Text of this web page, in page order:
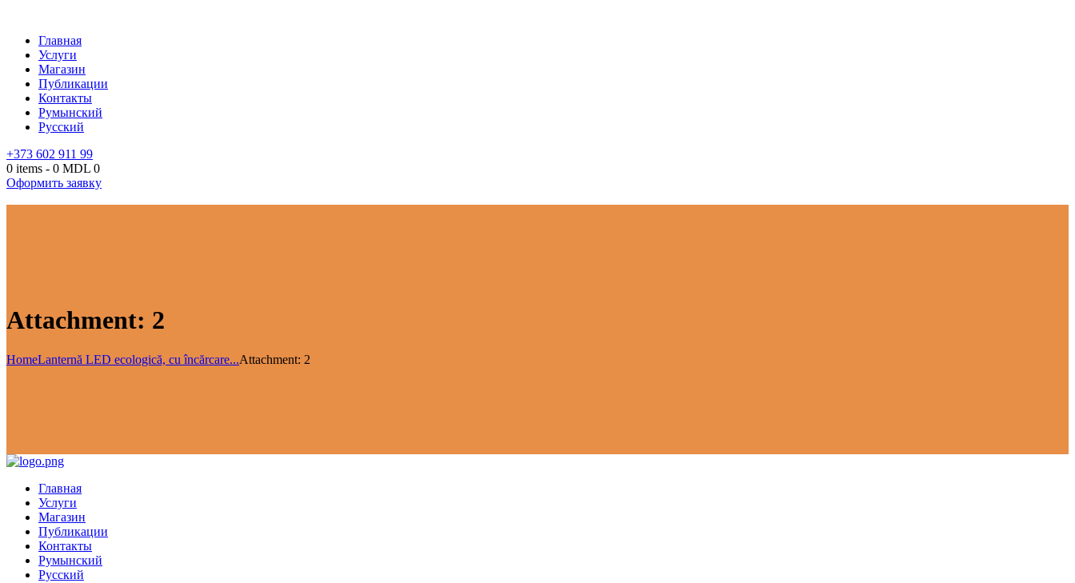
Главная
Услуги
Магазин
Публикации
Контакты
Румынский
Русский
+373 602 911 99
0 items - 0 MDL 0
Оформить заявку
Attachment: 2
HomeLanternă LED ecologică, cu încărcare...Attachment: 2
Главная
Услуги
Магазин
Публикации
Контакты
Румынский
Русский